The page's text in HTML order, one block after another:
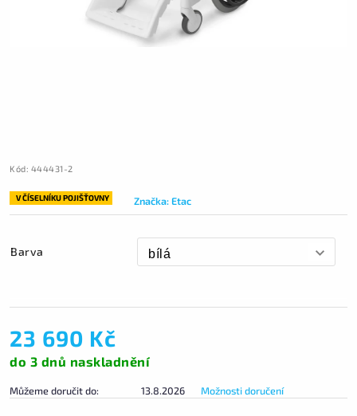
Kód: 444431-2
V ČÍSELNÍKU POJIŠŤOVNY Značka:Etac
Barva
23 690 Kč
do 3 dnů naskladnění
Můžeme doručit do: 13.8.2026 Možnosti doručení